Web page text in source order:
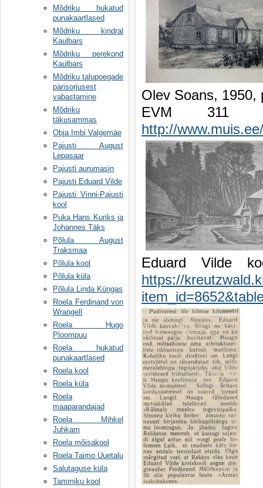
Mõdriku hukatud
punakaartlased
Mõdriku kindral
Kaulbars
Mõdriku perekond
Kaulbars
Mõdriku talupoegade
pärisorjusest
vabastamine
Mõdriku
täkusammas
Obja Imbi Valgemäe
Pajusti August
Lepasaar
Pajusti aurumasin
Pajusti Eduard Vilde
Pajusti Vinni-Pajusti
kool
Puka Hans Kuriks ja
Johannes Täks
Põlula August
Traksmaa
Põlula kool
Põlula küla
Põlula Linda Küngas
Roela Ferdinand von
Wrangell
Roela Hugo
Ploompuu
Roela hukatud
punakaartlased
Roela kool
Roela küla
Roela
maaparandajad
Roela Mihkel
Juhkam
Roela mõisakool
Roela Taimo Uuetalu
Salutaguse küla
Tammiku kool
Olev Soans, 1950,
EVM 311
http://
Eduard Vilde
https://